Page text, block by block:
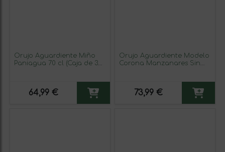
Orujo Aguardiente Miño
Paniagua 70 cl (Caja de 3
64,99 €
Orujo Aguardiente Modelo
Corona Manzanares Sin
73,99 €